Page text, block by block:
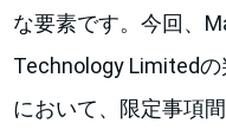
な要素です。今回、
Technology Limited
において、限定事項